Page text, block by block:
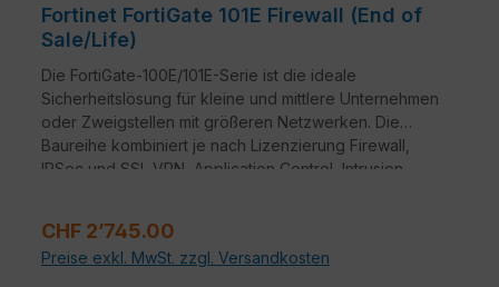
Fortinet FortiGate 101E Firewall (End of
Sale/Life)
Die FortiGate-100E/101E-Serie ist die ideale
Sicherheitslösung für kleine und mittlere Unternehmen
oder Zweigstellen mit größeren Netzwerken. Die
Baureihe kombiniert je nach Lizenzierung Firewall,
IPSec und SSL VPN, Application Control, Intrusion
Regulärer Preis:
CHF 2’745.00
Preise exkl. MwSt. zzgl. Versandkosten